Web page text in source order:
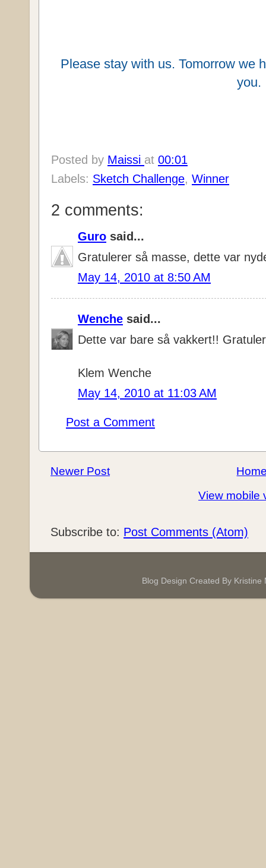
Please stay with us. Tomorrow we
you.
Posted by Maissi at 00:01
Labels: Sketch Challenge, Winner
2 comments:
Guro said...
Gratulerer så masse, dette var
May 14, 2010 at 8:50 AM
Wenche said...
Dette var bare så vakkert!!
Klem Wenche
May 14, 2010 at 11:03 AM
Post a Comment
Newer Post
View mobile
Subscribe to: Post Comments (Atom)
Blog Design Created By